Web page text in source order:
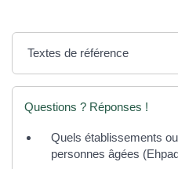
Textes de référence
Questions ? Réponses !
Quels établissements
personnes âgées